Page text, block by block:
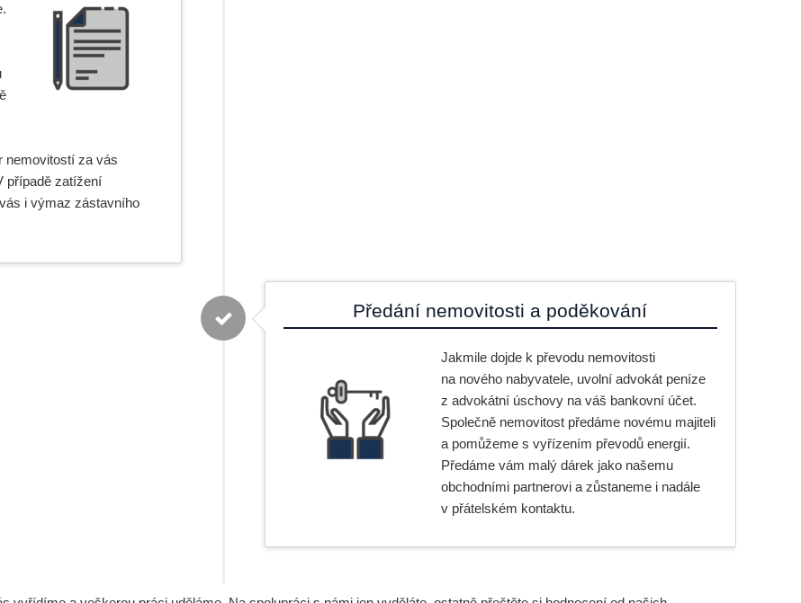
nemovitostí za vás
případě zatížení
i výmaz zástavního
Předání nemovitosti a poděkování
Jakmile dojde k převodu nemovitosti
na nového nabyvatele, uvolní advokát peníze
z advokátní úschovy na váš bankovní účet.
Společně nemovitost předáme novému majiteli
a pomůžeme s vyřízením převodů energií.
Předáme vám malý dárek jako našemu
obchodními partnerovi a zůstaneme i nadále
v přátelském kontaktu.